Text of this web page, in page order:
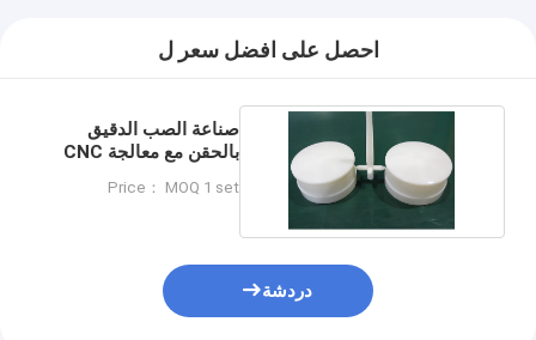
احصل على افضل سعر ل
صناعة الصب الدقيق
بالحقن مع معالجة CNC
Price： MOQ 1 set
دردشة